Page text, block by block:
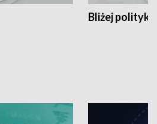
Bliżej polityki